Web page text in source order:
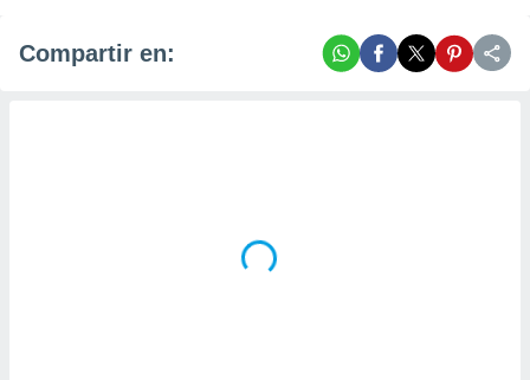
Compartir en: